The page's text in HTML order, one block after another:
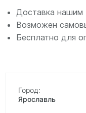
Доставка нашим
Возможен
Бесплатно для
Ярославль